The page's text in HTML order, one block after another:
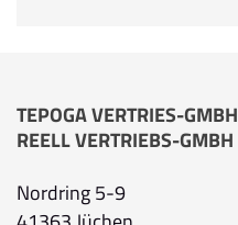
TEPOGA VERTRIES-GMBH
REELL VERTRIEBS-GMBH
Nordring 5-9